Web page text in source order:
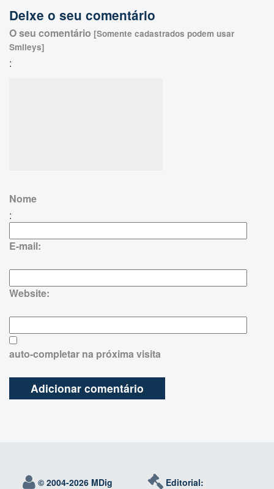
Deixe o seu comentário
O seu comentário [Somente cadastrados podem usar
Smileys]
:
Nome
:
E-mail:
Website:
auto-completar na próxima visita
© 2004-2026 MDig Editorial: